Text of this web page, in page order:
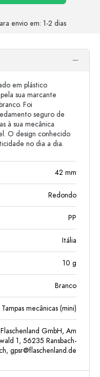
envio em: 1-2 dias
em plástico
sua marcante
Foi
seguro de
à sua mecânica
O design conhecido
no dia a dia.
42 mm
Redondo
PP
Itália
10 g
Branco
Tampas mecânicas (mini)
Flaschenland GmbH, Am
1, 56235 Ransbach-
gpsr@flaschenland.de